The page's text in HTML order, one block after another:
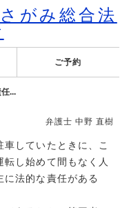
ご予約
...
弁護士 中野 直樹
していたときに、こ
し始めて間もなく人
法的な責任がある